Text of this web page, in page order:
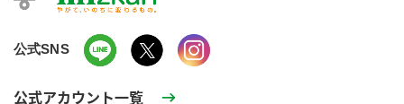
公式SNS
公式アカウント一覧